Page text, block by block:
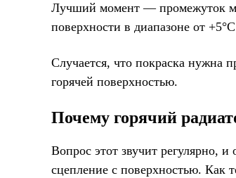
Лучший момент — промежуток
поверхности в диапазоне от
Случается, что покраска нужна
горячей поверхностью.
Почему горячий
Вопрос этот звучит регулярно,
сцепление с поверхностью. Как